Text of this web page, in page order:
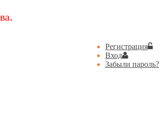
Регистрация
Вход
Забыли пароль?